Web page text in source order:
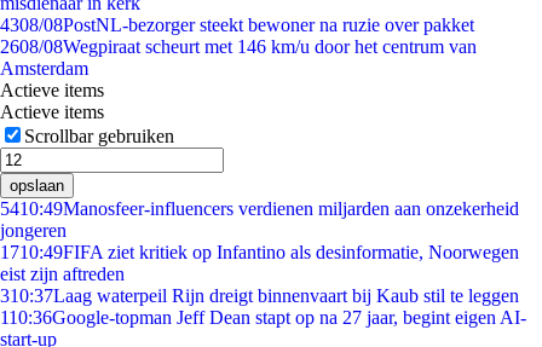
4308/08PostNL-bezorger steekt bewoner na ruzie over pakket
2608/08Wegpiraat scheurt met 146 km/u door het centrum van
Amsterdam
Actieve items
Actieve items
Scrollbar gebruiken
opslaan
5410:49Manosfeer-influencers verdienen miljarden aan onzekerheid
jongeren
1710:49FIFA ziet kritiek op Infantino als desinformatie, Noorwegen
eist zijn aftreden
310:37Laag waterpeil Rijn dreigt binnenvaart bij Kaub stil te leggen
110:36Google-topman Jeff Dean stapt op na 27 jaar, begint eigen AI-
start-up